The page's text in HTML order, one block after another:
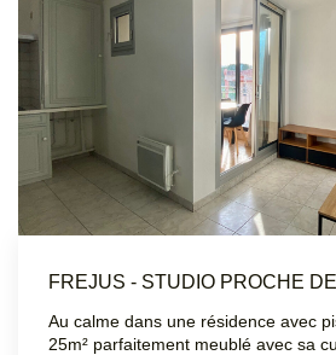
FREJUS - STUDIO PROCHE
Au calme dans une résidence avec
25m² parfaitement meublé avec sa